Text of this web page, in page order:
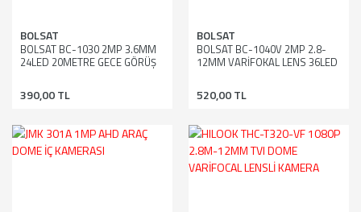
BOLSAT
BOLSAT BC-1030 2MP 3.6MM
24LED 20METRE GECE GÖRÜŞ
390,00 TL
BOLSAT
BOLSAT BC-1040V 2MP 2.8-
12MM VARİFOKAL LENS 36LED
DOME AHD KAMERA
520,00 TL